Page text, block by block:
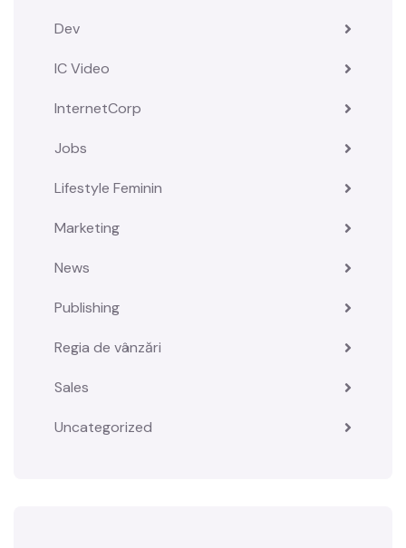
Dev
IC Video
InternetCorp
Jobs
Lifestyle Feminin
Marketing
News
Publishing
Regia de vânzări
Sales
Uncategorized